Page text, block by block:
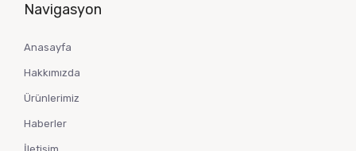
Navigasyon
Anasayfa
Hakkımızda
Ürünlerimiz
Haberler